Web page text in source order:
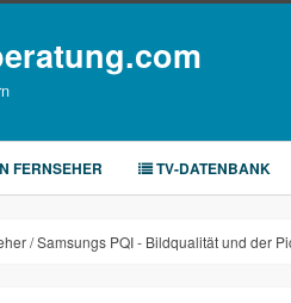
FERNSEHER TV-DATENBANK
Samsungs PQI - Bildqualität und der